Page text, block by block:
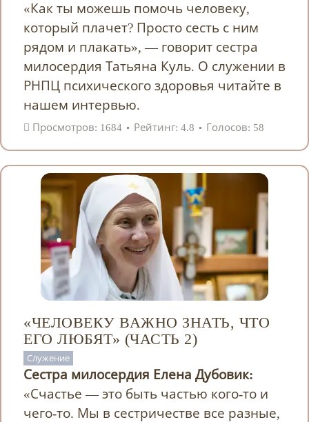
«Как ты можешь помочь человеку,
который плачет? Просто сесть с ним
рядом и плакать», — говорит сестра
милосердия Татьяна Куль. О служении в
РНПЦ психического здоровья читайте в
нашем интервью.
Просмотров: 1684 Рейтинг: 4.8 Голосов: 58
«ЧЕЛОВЕКУ ВАЖНО ЗНАТЬ, ЧТО
ЕГО ЛЮБЯТ» (ЧАСТЬ 2)
Служение
Сестра милосердия Елена Дубовик:
«Счастье — это быть частью кого-то и
чего-то. Мы в сестричестве все разные,